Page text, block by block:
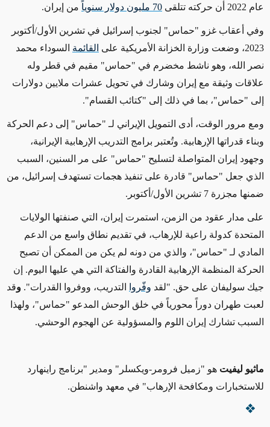
عام 2022 أن حركته تتلقى 70 مليون دولار سنوياً من إيران.
وفي أعقاب غزو "حماس" لجنوب إسرائيل في تشرين الأول/أكتوبر
2023، وضعت وزارة الخزانة الأمريكية على
القائمة السوداء محمد
نصر الله، وهو ناشط مخضرم في "حماس" مقيم في قطر وله
علاقات وثيقة مع إيران وشارك في تحويل عشرات ملايين دولارات
إلى "حماس"، بما في ذلك إلى "كتائب القسام".
ومع مرور الوقت، أدى التمويل الإيراني لـ "حماس" إلى دعم الحركة
وبناء قدراتها الإرهابية. وتُعتبر برامج التدريب الإرهابية الإيرانية،
وجهود إيران المتواصلة لتسليح "حماس" على مر السنين، السبب
الذي جعل "حماس" قادرة على تنفيذ هجمات تستهدف إسرائيل، من
ضمنها مجزرة 7 تشرين الأول/أكتوبر.
على مدار عقود من الزمن، استمرت إيران، التي صنفتها الولايات
المتحدة كدولة راعية للإرهاب، في تقديم نطاق واسع من الدعم
المادي لـ "حماس"، والذي من دونه لم يكن من الممكن أن تصبح
الحركة المنظمة الإرهابية القادرة والفتاكة التي هي عليها اليوم. إن
جيك سوليفان على حق. "لقد وفّروا التدريب، ووفروا القدرات". وقد
لعبت طهران دوراً محورياً في خلق الوحش المدعو "حماس"، ولهذا
السبب تشارك إيران اللوم والمسؤولية عن الهجوم الوحشي.
ماثيو ليفيت هو "زميل فرومر-ويكسلر" ومدير "برنامج راينهارد
للاستخبارات ومكافحة الإرهاب" في معهد واشنطن.